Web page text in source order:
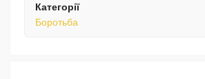
Категорії
Боротьба